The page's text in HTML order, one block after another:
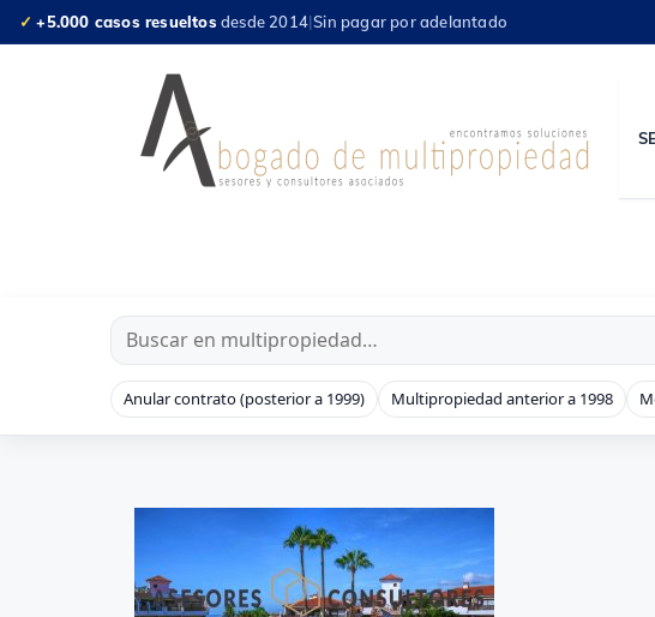
Saltar
al
✓ +5.000 casos resueltos desde 2014|Sin pagar por adelantado
Anular contrato (posterior a 1999) Multipropiedad anterior a 1998